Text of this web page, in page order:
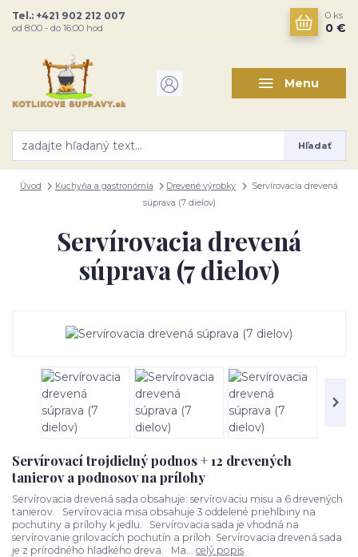
Menu
Hľadať
Tel.: +421 902 212 007
od 8:00 - do 16:00 hod
0 ks
0 €
Úvod Kuchyňa a gastronómia Drevené výrobky
Servírovacia drevená
súprava (7 dielov)
Servírovacia drevená
súprava (7 dielov)
Servírovací trojdielný podnos + 12 drevených
tanierov a podnosov na prílohy
Servírovacia drevená sada obsahuje: servírovaciu misu a 6 drevených
tanierov. Servírovacia misa obsahuje 3 oddelené priehlbiny na
pochutiny a prílohy k jedlu. Servírovacia sada je vhodná na
servírovanie grilovacích pochutín a príloh. Servírovacia drevená sada
je z prírodného hladkého dreva. Ma... celý popis